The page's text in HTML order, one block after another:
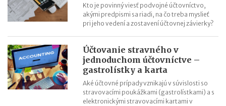
Kto je povinný viesť podvojné účtovníctvo,
akými predpismi sa riadi, na čo treba myslieť
pri jeho vedení a zostavení účtovnej závierky?
Účtovanie stravného v
jednoduchom účtovníctve –
gastrolístky a karta
Aké účtovné prípady vznikajú v súvislosti so
stravovacími poukážkami (gastrolístkami) a s
elektronickými stravovacími kartami v